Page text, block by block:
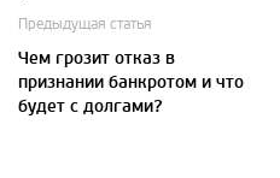
Предыдущая статья
Чем грозит отказ в
признании банкротом и что
будет с долгами?